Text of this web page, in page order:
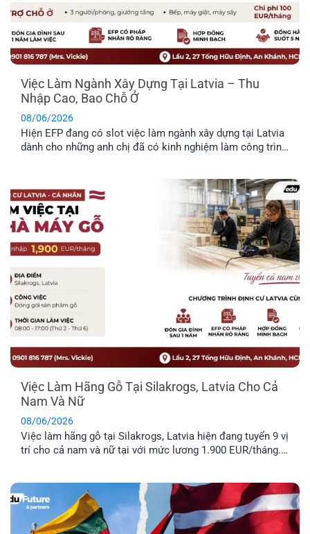
Việc Làm Ngành Xây Dựng Tại Latvia – Thu
Nhập Cao, Bao Chỗ Ở
08/06/2026
Hiện EFP đang có slot việc làm ngành xây dựng tại Latvia
dành cho những anh chị đã có kinh nghiệm làm công trình
Trong bài viết dưới đây, anh [...]
Việc Làm Hãng Gỗ Tại Silakrogs, Latvia Cho Cả
Nam Và Nữ
08/06/2026
Việc làm hãng gỗ tại Silakrogs, Latvia hiện đang tuyển 9 vị
trí cho cả nam và nữ tại với mức lương 1.900 EUR/tháng.
lựa chọn phù hợp cho [...]